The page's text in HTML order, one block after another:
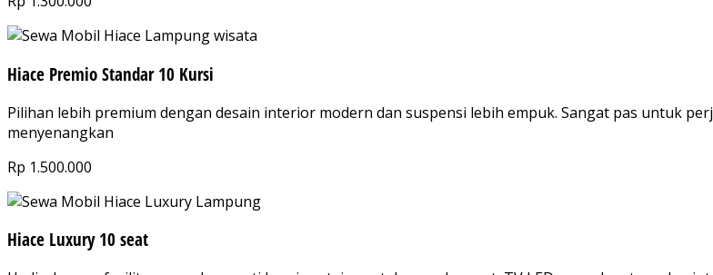
Hiace Premio Standar 10 Kursi
Pilihan lebih premium dengan desain interior modern dan suspensi lebih empuk. Sangat pas untuk
menyenangkan​
Rp 1.500.000
Hiace Luxury 10 seat